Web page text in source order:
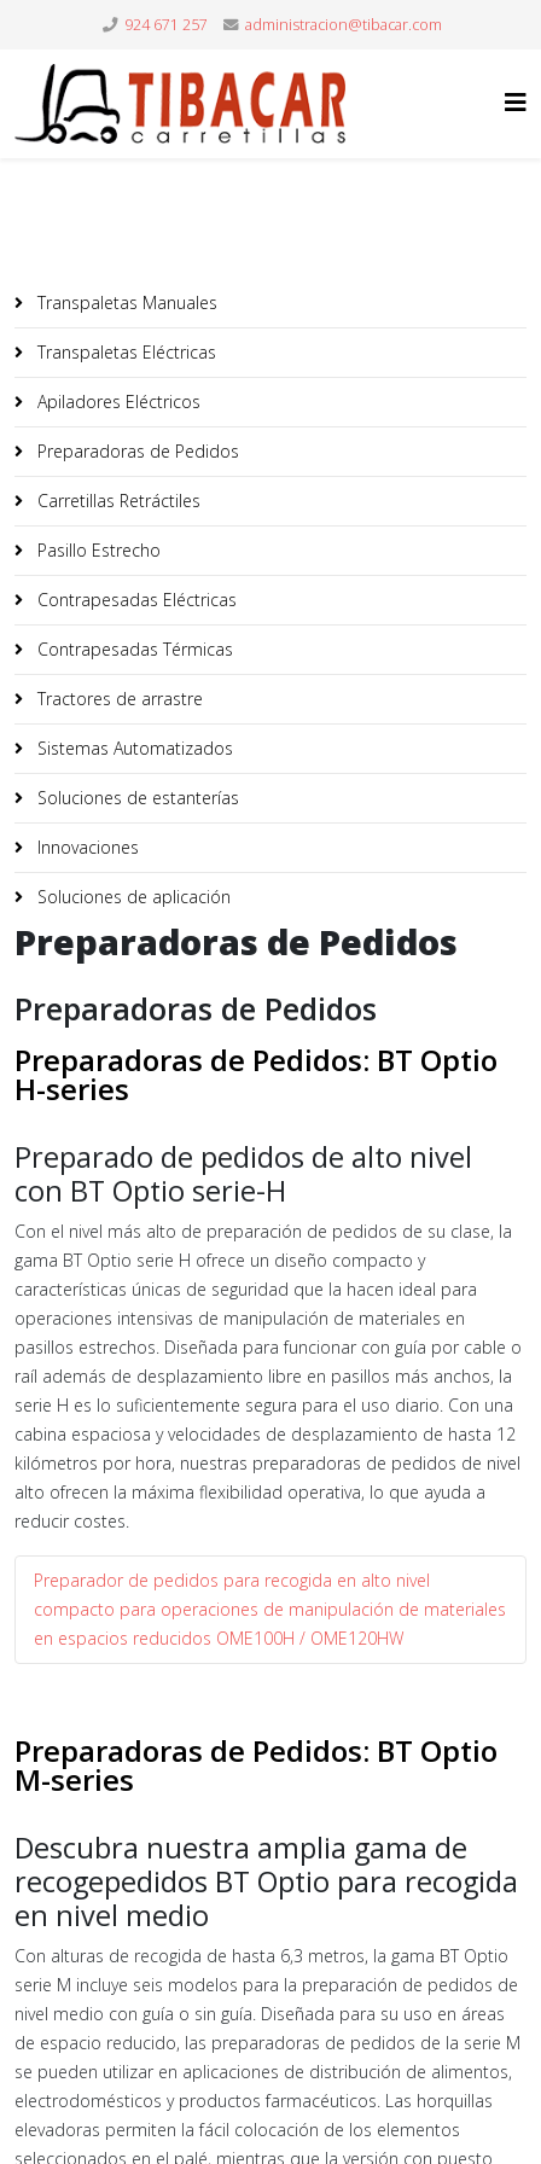
924 671 257
Transpaletas Manuales
Transpaletas Eléctricas
Apiladores Eléctricos
Preparadoras de Pedidos
Carretillas Retráctiles
Pasillo Estrecho
Contrapesadas Eléctricas
Contrapesadas Térmicas
Tractores de arrastre
Sistemas Automatizados
Soluciones de estanterías
Innovaciones
Soluciones de aplicación
Preparadoras de Pedidos
Preparadoras de Pedidos
Preparadoras de Pedidos: BT Optio
H-series
Preparado de pedidos de alto nivel
con BT Optio serie-H
Con el nivel más alto de preparación de pedidos de su clase, la
gama BT Optio serie H ofrece un diseño compacto y
características únicas de seguridad que la hacen ideal para
operaciones intensivas de manipulación de materiales en
pasillos estrechos. Diseñada para funcionar con guía por cable o
raíl además de desplazamiento libre en pasillos más anchos, la
serie H es lo suficientemente segura para el uso diario. Con una
cabina espaciosa y velocidades de desplazamiento de hasta 12
kilómetros por hora, nuestras preparadoras de pedidos de nivel
alto ofrecen la máxima flexibilidad operativa, lo que ayuda a
reducir costes.
Preparador de pedidos para recogida en alto nivel
compacto para operaciones de manipulación de materiales
en espacios reducidos OME100H / OME120HW
Preparadoras de Pedidos: BT Optio
M-series
Descubra nuestra amplia gama de
recogepedidos BT Optio para recogida
en nivel medio
Con alturas de recogida de hasta 6,3 metros, la gama BT Optio
serie M incluye seis modelos para la preparación de pedidos de
nivel medio con guía o sin guía. Diseñada para su uso en áreas
de espacio reducido, las preparadoras de pedidos de la serie M
se pueden utilizar en aplicaciones de distribución de alimentos,
electrodomésticos y productos farmacéuticos. Las horquillas
elevadoras permiten la fácil colocación de los elementos
seleccionados en el palé, mientras que la versión con puesto